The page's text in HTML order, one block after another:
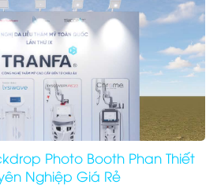
Photo Booth Phan Thiết
Nghiệp Giá Rẻ